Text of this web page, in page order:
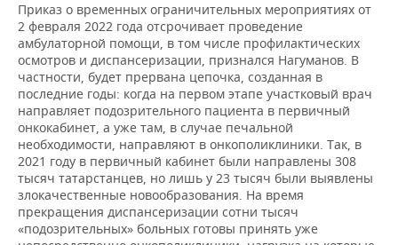
Приказ о временных ограничительных мероприятиях от
2 февраля 2022 года отсрочивает проведение
амбулаторной помощи, в том числе профилактических
осмотров и диспансеризации, признался Нагуманов. В
частности, будет прервана цепочка, созданная в
последние годы: когда на первом этапе участковый врач
направляет подозрительного пациента в первичный
онкокабинет, а уже там, в случае печальной
необходимости, направляют в онкополиклиники. Так, в
2021 году в первичный кабинет были направлены 308
тысяч татарстанцев, но лишь у 23 тысяч были выявлены
злокачественные новообразования. На время
прекращения диспансеризации сотни тысяч
«подозрительных» больных готовы принять уже